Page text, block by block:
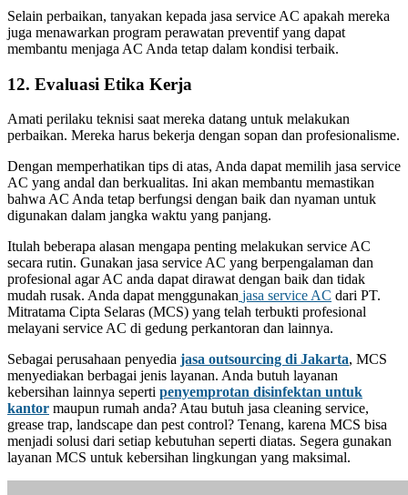
Selain perbaikan, tanyakan kepada jasa service AC apakah mereka
juga menawarkan program perawatan preventif yang dapat
membantu menjaga AC Anda tetap dalam kondisi terbaik.
12. Evaluasi Etika Kerja
Amati perilaku teknisi saat mereka datang untuk melakukan
perbaikan. Mereka harus bekerja dengan sopan dan profesionalisme.
Dengan memperhatikan tips di atas, Anda dapat memilih jasa service
AC yang andal dan berkualitas. Ini akan membantu memastikan
bahwa AC Anda tetap berfungsi dengan baik dan nyaman untuk
digunakan dalam jangka waktu yang panjang.
Itulah beberapa alasan mengapa penting melakukan service AC
secara rutin. Gunakan jasa service AC yang berpengalaman dan
profesional agar AC anda dapat dirawat dengan baik dan tidak
mudah rusak. Anda dapat menggunakan jasa service AC dari PT.
Mitratama Cipta Selaras (MCS) yang telah terbukti profesional
melayani service AC di gedung perkantoran dan lainnya.
Sebagai perusahaan penyedia jasa outsourcing di Jakarta, MCS
menyediakan berbagai jenis layanan. Anda butuh layanan
kebersihan lainnya seperti penyemprotan disinfektan untuk
kantor maupun rumah anda? Atau butuh jasa cleaning service,
grease trap, landscape dan pest control? Tenang, karena MCS bisa
menjadi solusi dari setiap kebutuhan seperti diatas. Segera gunakan
layanan MCS untuk kebersihan lingkungan yang maksimal.